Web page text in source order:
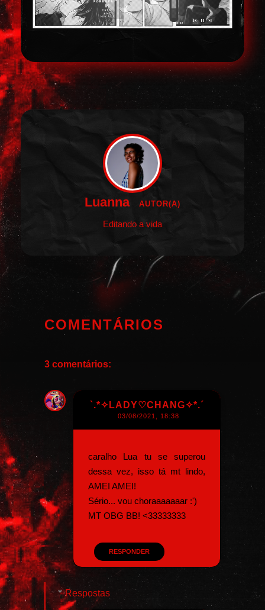
Luanna AUTOR(A)
Editando a vida
COMENTÁRIOS
3 comentários:
`.*✧LADY♡CHANG✧*.´
03/08/2021, 18:38
caralho Lua tu se superou
dessa vez, isso tá mt lindo,
AMEI AMEI!
Sério... vou choraaaaaaar :')
MT OBG BB! <33333333
RESPONDER
Respostas